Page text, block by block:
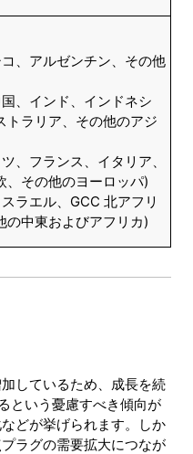
、アルゼンチン、その他
、インド、インドネシ
トラリア、その他のアジ
、フランス、イタリア、
、その他のヨーロッパ)
ラエル、GCC 北アフリ
の中東およびアフリカ)
しているため、成長を続
という憂慮すべき傾向が
どが挙げられます。しか
ラグの需要拡大につなが